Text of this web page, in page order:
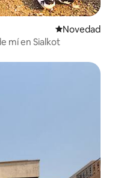
Lugar para
Novedad
mí en Sialkot